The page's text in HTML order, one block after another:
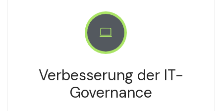
Verbesserung der IT-
Governance